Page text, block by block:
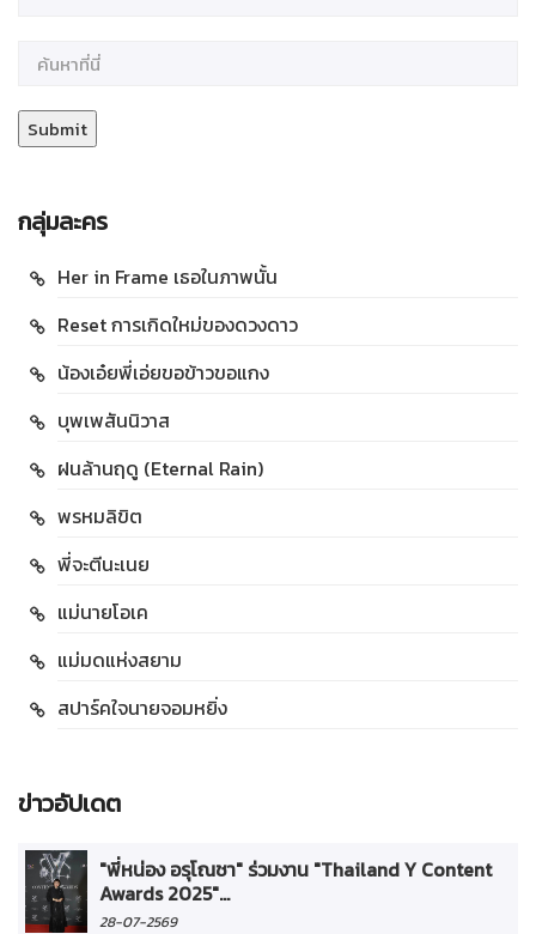
กลุ่มละคร
Her in Frame เธอในภาพนั้น
Reset การเกิดใหม่ของดวงดาว
น้องเอ๋ยพี่เอ่ยขอข้าวขอแกง
บุพเพสันนิวาส
ฝนล้านฤดู (Eternal Rain)
พรหมลิขิต
พี่จะตีนะเนย
แม่นายโอเค
แม่มดแห่งสยาม
สปาร์คใจนายจอมหยิ่ง
ข่าวอัปเดต
"พี่หน่อง อรุโณชา" ร่วมงาน "Thailand Y Content
Awards 2025"...
28-07-2569